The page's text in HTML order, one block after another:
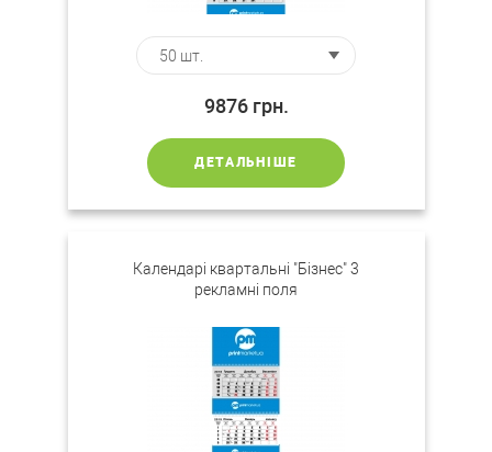
9876 грн.
ДЕТАЛЬНІШЕ
Календарі квартальні "Бізнес" 3
рекламні поля